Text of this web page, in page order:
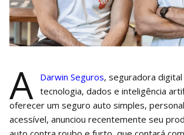
A Darwin Seguros, seguradora
tecnologia, dados e inteligência
oferecer um seguro auto simples,
acessível, anunciou recentemente seu